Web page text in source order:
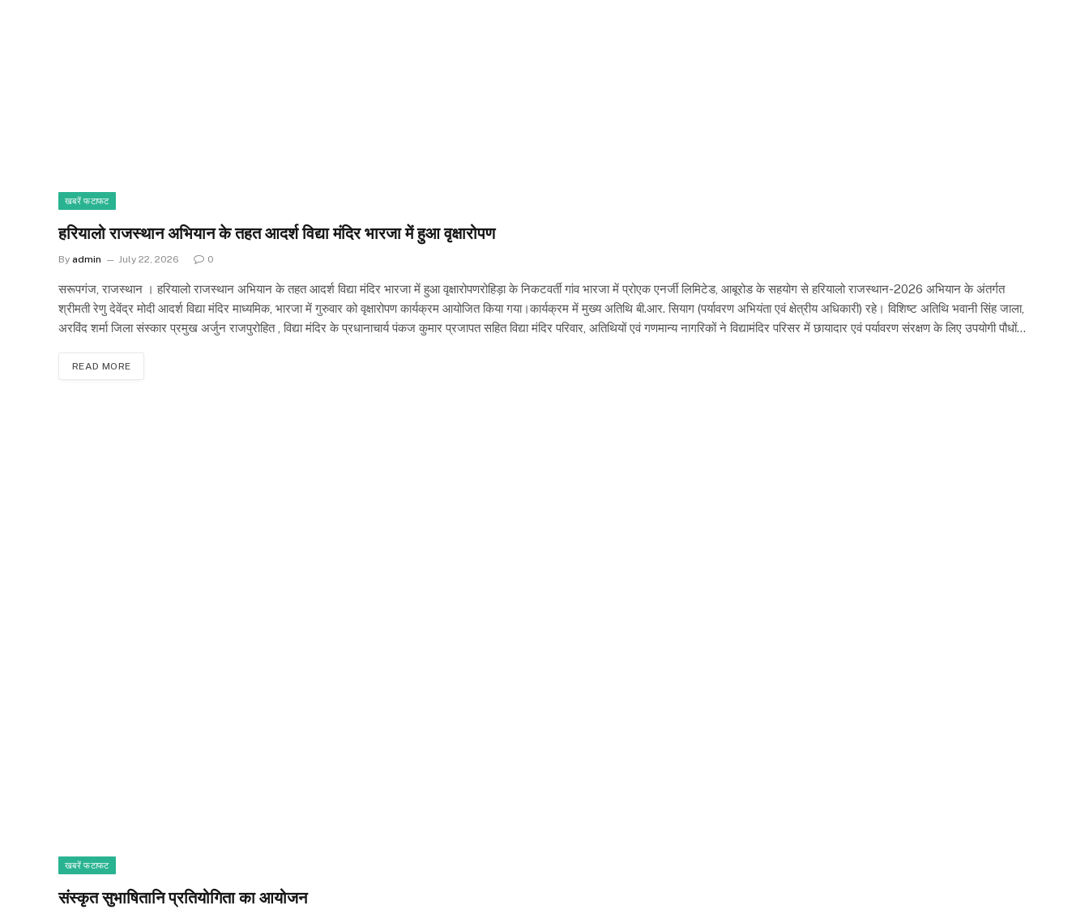
खबरें फटाफट
हरियालो राजस्थान अभियान के तहत आदर्श विद्या मंदिर भारजा में हुआ वृक्षारोपण
By admin July 22, 2026 0
सरूपगंज, राजस्थान । हरियालो राजस्थान अभियान के तहत आदर्श विद्या मंदिर भारजा में हुआ वृक्षारोपणरोहिड़ा के निकटवर्ती गांव भारजा में प्रोएक एनर्जी लिमिटेड, आबूरोड के सहयोग से हरियालो राजस्थान-2026 अभियान के अंतर्गत
श्रीमती रेणु देवेंद्र मोदी आदर्श विद्या मंदिर माध्यमिक, भारजा में गुरुवार को वृक्षारोपण कार्यक्रम आयोजित किया गया।कार्यक्रम में मुख्य अतिथि बी.आर. सियाग (पर्यावरण अभियंता एवं क्षेत्रीय अधिकारी) रहे। विशिष्ट अतिथि भवानी सिंह जाला,
अरविंद शर्मा जिला संस्कार प्रमुख अर्जुन राजपुरोहित , विद्या मंदिर के प्रधानाचार्य पंकज कुमार प्रजापत सहित विद्या मंदिर परिवार, अतिथियों एवं गणमान्य नागरिकों ने विद्यामंदिर परिसर में छायादार एवं पर्यावरण संरक्षण के लिए उपयोगी पौधों…
READ MORE
खबरें फटाफट
संस्कृत सुभाषितानि प्रतियोगिता का आयोजन